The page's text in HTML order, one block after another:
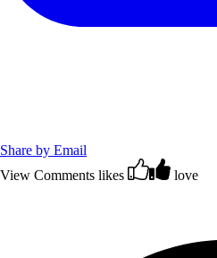
Share by Email
View Comments likes love